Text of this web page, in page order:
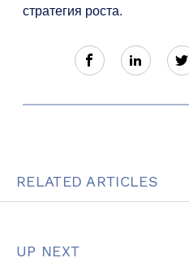
стратегия роста.
RELATED ARTICLES
UP NEXT